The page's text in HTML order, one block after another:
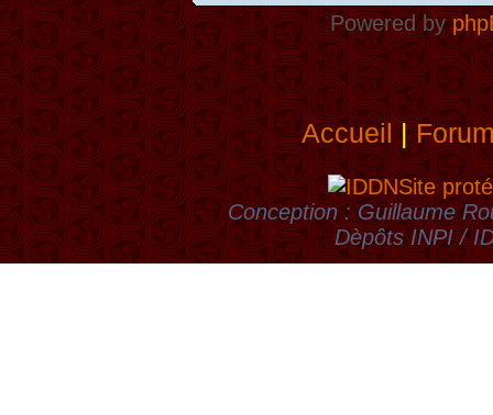
Powered by
Accueil|
Site
Conception : Guillaume
Dèpôts INPI /